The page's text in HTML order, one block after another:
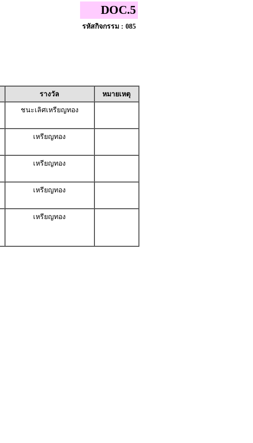
DOC.5
รหัสกิจกรรม : 085
รางวัล
หมายเหตุ
ชนะเลิศเหรียญทอง
เหรียญทอง
เหรียญทอง
เหรียญทอง
เหรียญทอง